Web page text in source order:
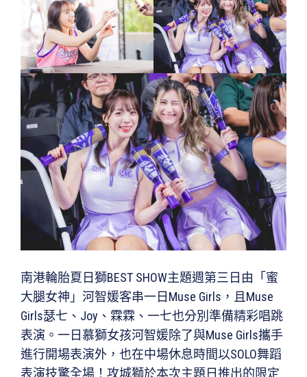
南港輪胎夏日獅BEST SHOW主題週第三日由「蜜
大腿女神」河智媛客串一日Muse Girls，且Muse
Girls瑟七、Joy、霖霖、一七也分別準備精彩唱跳
表演。一日慕獅女孩河智媛除了與Muse Girls攜手
進行開場表演外，也在中場休息時間以SOLO舞蹈
表演技驚全場！攻城獅於本次主題日推出的限定